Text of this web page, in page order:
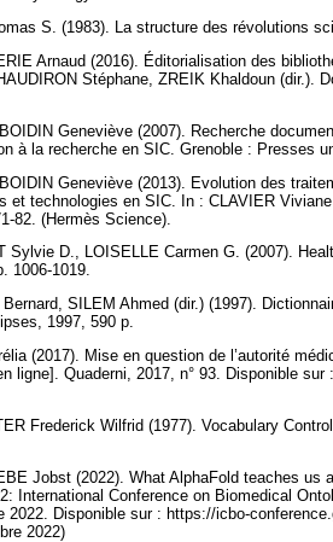
S. (1983). La structure des révolutions
Arnaud (2016). Éditorialisation des
Stéphane, ZREIK Khaldoun (dir.).
BOIDIN Geneviève (2007). Recherche
à la recherche en SIC. Grenoble : Presses
Geneviève (2013). Evolution des
et technologies en SIC. In : CLAVIER
82. (Hermès Science).
Sylvie D., LOISELLE Carmen G. (2007).
1006-1019.
SILEM Ahmed (dir.) (1997).
1997, 590 p.
(2017). Mise en question de l’autorité
ligne]. Quaderni, 2017, n° 93. Disponible
Frederick Wilfrid (1977). Vocabulary
Jobst (2022). What AlphaFold teaches
International Conference on Biomedical
2022. Disponible sur : https://icbo-
2022)